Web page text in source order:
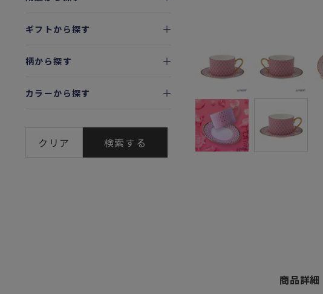
ギフトから探す
柄から探す
カラーから探す
クリア 検索する
商品詳細